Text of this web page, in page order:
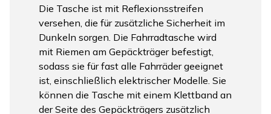
Die Tasche ist mit Reflexionsstreifen
versehen, die für zusätzliche Sicherheit im
Dunkeln sorgen. Die Fahrradtasche wird
mit Riemen am Gepäckträger befestigt,
sodass sie für fast alle Fahrräder geeignet
ist, einschließlich elektrischer Modelle. Sie
können die Tasche mit einem Klettband an
der Seite des Gepäckträgers zusätzlich